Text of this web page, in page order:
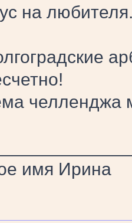
на
челленджа
имя Ирина